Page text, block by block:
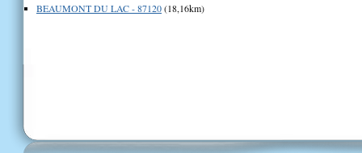
BEAUMONT DU LAC - 87120(18,16km)